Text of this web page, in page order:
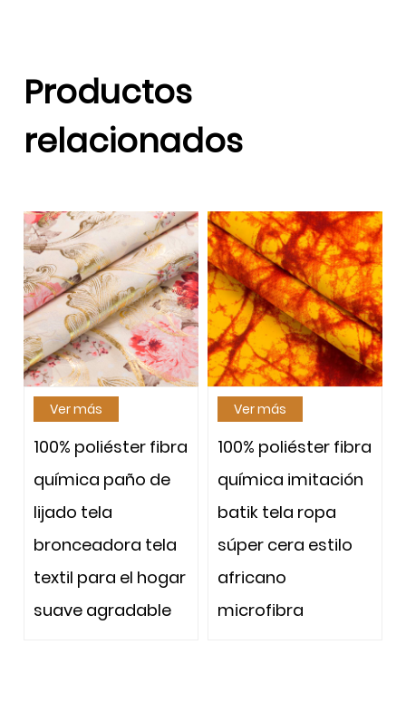
Productos
relacionados
fibra
de
tela
el hogar
100% poliéster fibra
química imitación
batik tela ropa
súper cera estilo
africano
microfibra
100%
química paño
lijado tela
bronceadora
suave